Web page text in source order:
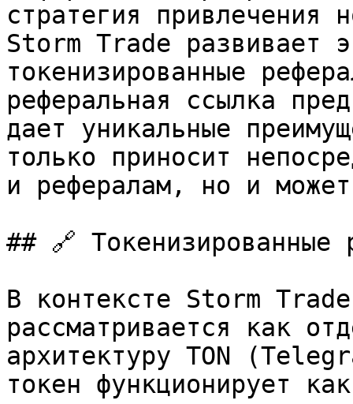
стратегия привлечения
Storm Trade развивает
токенизированные
реферальная ссылка
дает уникальные
только приносит
и рефералам, но и
## 🔗 Токенизированные
В контексте Storm
рассматривается как
архитектуру TON
токен функционирует